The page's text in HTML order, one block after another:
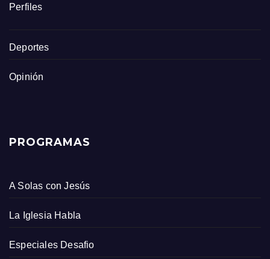
Perfiles
Deportes
Opinión
PROGRAMAS
A Solas con Jesús
La Iglesia Habla
Especiales Desafio